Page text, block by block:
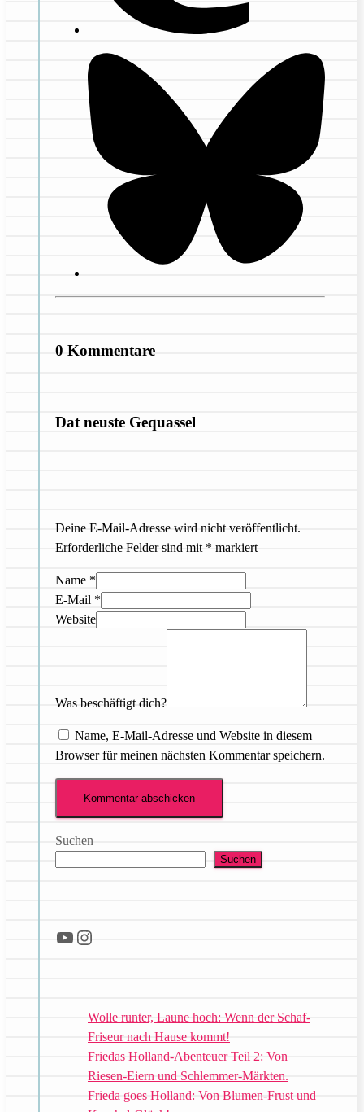
0 Kommentare
Dat neuste Gequassel
Deine E-Mail-Adresse wird nicht veröffentlicht.
Erforderliche Felder sind mit * markiert
Name *
E-Mail *
Website
Was beschäftigt dich?
Name, E-Mail-Adresse und Website in diesem
Browser für meinen nächsten Kommentar speichern.
Suchen
Suchen
YouTube
Instagram
Wolle runter, Laune hoch: Wenn der Schaf-
Friseur nach Hause kommt!
Friedas Holland-Abenteuer Teil 2: Von
Riesen-Eiern und Schlemmer-Märkten.
Frieda goes Holland: Von Blumen-Frust und